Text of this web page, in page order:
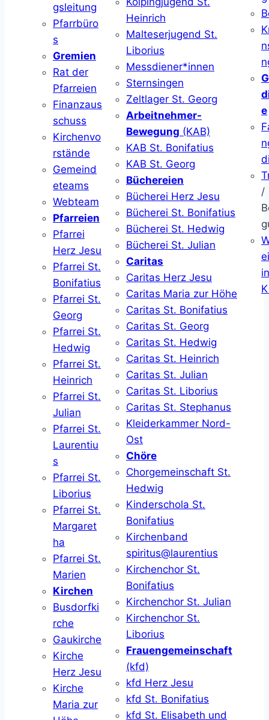
gsleitung
Pfarrbüro
s
Gremien
Rat der
Pfarreien
Finanzaus
schuss
Kirchenvo
rstände
Gemeind
eteams
Webteam
Pfarreien
Pfarrei
Herz Jesu
Pfarrei St.
Bonifatius
Pfarrei St.
Georg
Pfarrei St.
Hedwig
Pfarrei St.
Heinrich
Pfarrei St.
Julian
Pfarrei St.
Laurentiu
s
Pfarrei St.
Liborius
Pfarrei St.
Margaret
ha
Pfarrei St.
Marien
Kirchen
Busdorfki
rche
Gaukirche
Kirche
Herz Jesu
Kirche
Maria zur
Heinrich
Malteserjugend St.
Liborius
Messdiener*innen
Sternsingen
Zeltlager St. Georg
Arbeitnehmer-
Bewegung (KAB)
KAB St. Bonifatius
KAB St. Georg
Büchereien
Bücherei Herz Jesu
Bücherei St. Bonifatius
Bücherei St. Hedwig
Bücherei St. Julian
Caritas
Caritas Herz Jesu
Caritas Maria zur Höhe
Caritas St. Bonifatius
Caritas St. Georg
Caritas St. Hedwig
Caritas St. Heinrich
Caritas St. Julian
Caritas St. Liborius
Caritas St. Stephanus
Kleiderkammer Nord-
Ost
Chöre
Chorgemeinschaft St.
Hedwig
Kinderschola St.
Bonifatius
Kirchenband
spiritus@laurentius
Kirchenchor St.
Bonifatius
Kirchenchor St. Julian
Kirchenchor St.
Liborius
Frauengemeinschaft
(kfd)
kfd Herz Jesu
kfd St. Bonifatius
kfd St. Elisabeth und
e
/